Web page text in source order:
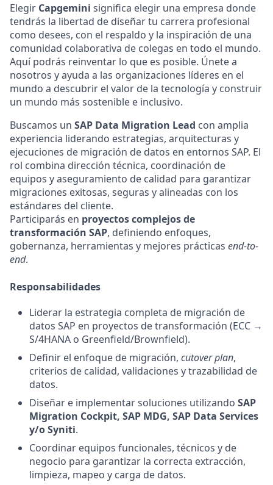
Elegir Capgemini significa elegir una empresa donde
tendrás la libertad de diseñar tu carrera profesional
como desees, con el respaldo y la inspiración de una
comunidad colaborativa de colegas en todo el mundo.
Aquí podrás reinventar lo que es posible. Únete a
nosotros y ayuda a las organizaciones líderes en el
mundo a descubrir el valor de la tecnología y construir
un mundo más sostenible e inclusivo.
Buscamos un SAP Data Migration Lead con amplia
experiencia liderando estrategias, arquitecturas y
ejecuciones de migración de datos en entornos SAP. El
rol combina dirección técnica, coordinación de
equipos y aseguramiento de calidad para garantizar
migraciones exitosas, seguras y alineadas con los
estándares del cliente.
Participarás en proyectos complejos de
transformación SAP, definiendo enfoques,
gobernanza, herramientas y mejores prácticas end-to-
end.
Responsabilidades
Liderar la estrategia completa de migración de
datos SAP en proyectos de transformación (ECC →
S/4HANA o Greenfield/Brownfield).
Definir el enfoque de migración, cutover plan,
criterios de calidad, validaciones y trazabilidad de
datos.
Diseñar e implementar soluciones utilizando SAP
Migration Cockpit, SAP MDG, SAP Data Services
y/o Syniti.
Coordinar equipos funcionales, técnicos y de
negocio para garantizar la correcta extracción,
limpieza, mapeo y carga de datos.